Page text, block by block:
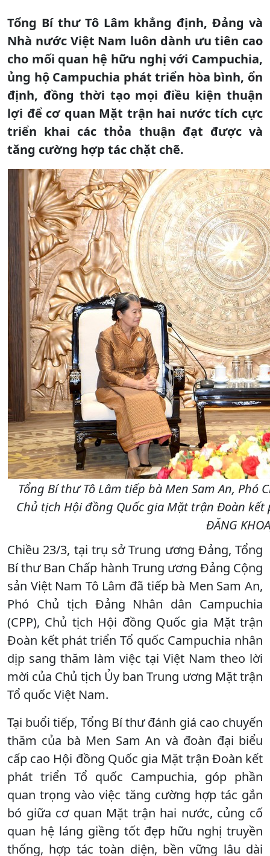
Tổng Bí thư Tô Lâm khẳng định, Đảng và
Nhà nước Việt Nam luôn dành ưu tiên cao
cho mối quan hệ hữu nghị với Campuchia,
ủng hộ Campuchia phát triển hòa bình, ổn
định, đồng thời tạo mọi điều kiện thuận
lợi để cơ quan Mặt trận hai nước tích cực
triển khai các thỏa thuận đạt được và
tăng cường hợp tác chặt chẽ.
Tổng Bí thư Tô Lâm tiếp bà Men Sam An,
Chủ tịch Hội đồng Quốc gia Mặt trận Đoàn
ĐĂNG
Chiều 23/3, tại trụ sở Trung ương Đảng, Tổng
Bí thư Ban Chấp hành Trung ương Đảng Cộng
sản Việt Nam Tô Lâm đã tiếp bà Men Sam An,
Phó Chủ tịch Đảng Nhân dân Campuchia
(CPP), Chủ tịch Hội đồng Quốc gia Mặt trận
Đoàn kết phát triển Tổ quốc Campuchia nhân
dịp sang thăm làm việc tại Việt Nam theo lời
mời của Chủ tịch Ủy ban Trung ương Mặt trận
Tổ quốc Việt Nam.
Tại buổi tiếp, Tổng Bí thư đánh giá cao chuyến
thăm của bà Men Sam An và đoàn đại biểu
cấp cao Hội đồng Quốc gia Mặt trận Đoàn kết
phát triển Tổ quốc Campuchia, góp phần
quan trọng vào việc tăng cường hợp tác gắn
bó giữa cơ quan Mặt trận hai nước, củng cố
quan hệ láng giềng tốt đẹp hữu nghị truyền
thống, hợp tác toàn diện, bền vững lâu dài